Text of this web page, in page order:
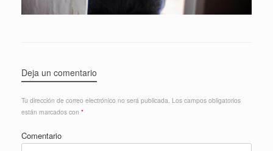
Deja un comentario
Tu dirección de correo electrónico no será publicada. Los campos obligatorios
están marcados con *
Comentario